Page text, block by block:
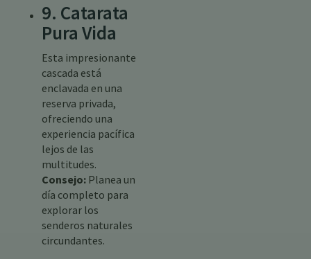
9. Catarata
Pura Vida
Esta impresionante
cascada está
enclavada en una
reserva privada,
ofreciendo una
experiencia pacífica
lejos de las
multitudes.
Consejo: Planea un
día completo para
explorar los
senderos naturales
circundantes.